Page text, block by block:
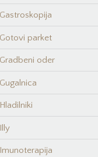
Gastroskopija
Gotovi parket
Gradbeni oder
Gugalnica
Hladilniki
Illy
Imunoterapija